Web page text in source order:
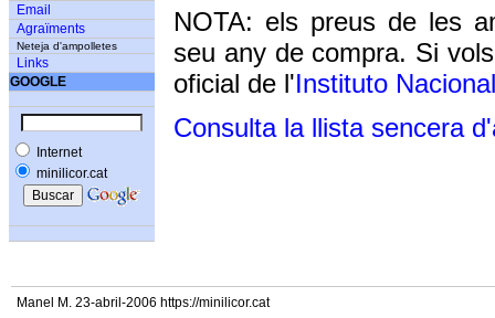
Email
Agraïments
Neteja d'ampolletes
Links
GOOGLE
Internet
minilicor.cat
NOTA: els preus de les
seu any de compra. Si
oficial de l'Instituto
Consulta la llista sencera
Manel M. 23-abril-2006 https://minilicor.cat